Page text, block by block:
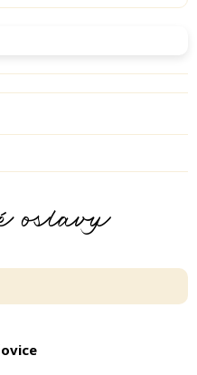
oslavy